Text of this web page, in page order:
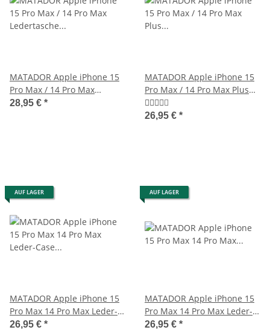
MATADOR Apple iPhone 15
Pro Max / 14 Pro Max
Ledertasche Schwarz
28,95 € *
MATADOR Apple iPhone 15
Pro Max / 14 Pro Max Plus
Ledercase Braun
26,95 € *
AUF LAGER
MATADOR Apple iPhone 15
Pro Max 14 Pro Max Leder-
Case Etui Braun
26,95 € *
AUF LAGER
MATADOR Apple iPhone 15
Pro Max 14 Pro Max Leder-
Etui-Tasche Braun
26,95 € *